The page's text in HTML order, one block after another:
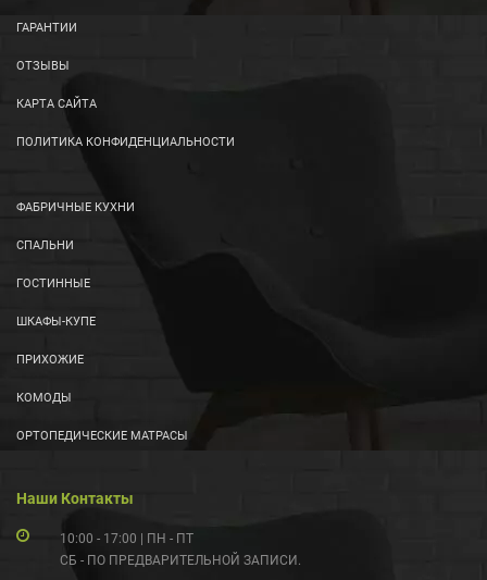
ГАРАНТИИ
ОТЗЫВЫ
КАРТА САЙТА
ПОЛИТИКА КОНФИДЕНЦИАЛЬНОСТИ
ФАБРИЧНЫЕ КУХНИ
СПАЛЬНИ
ГОСТИННЫЕ
ШКАФЫ-КУПЕ
ПРИХОЖИЕ
КОМОДЫ
ОРТОПЕДИЧЕСКИЕ МАТРАСЫ
Наши Контакты
10:00 - 17:00 | ПН - ПТ
СБ - ПО ПРЕДВАРИТЕЛЬНОЙ ЗАПИСИ.